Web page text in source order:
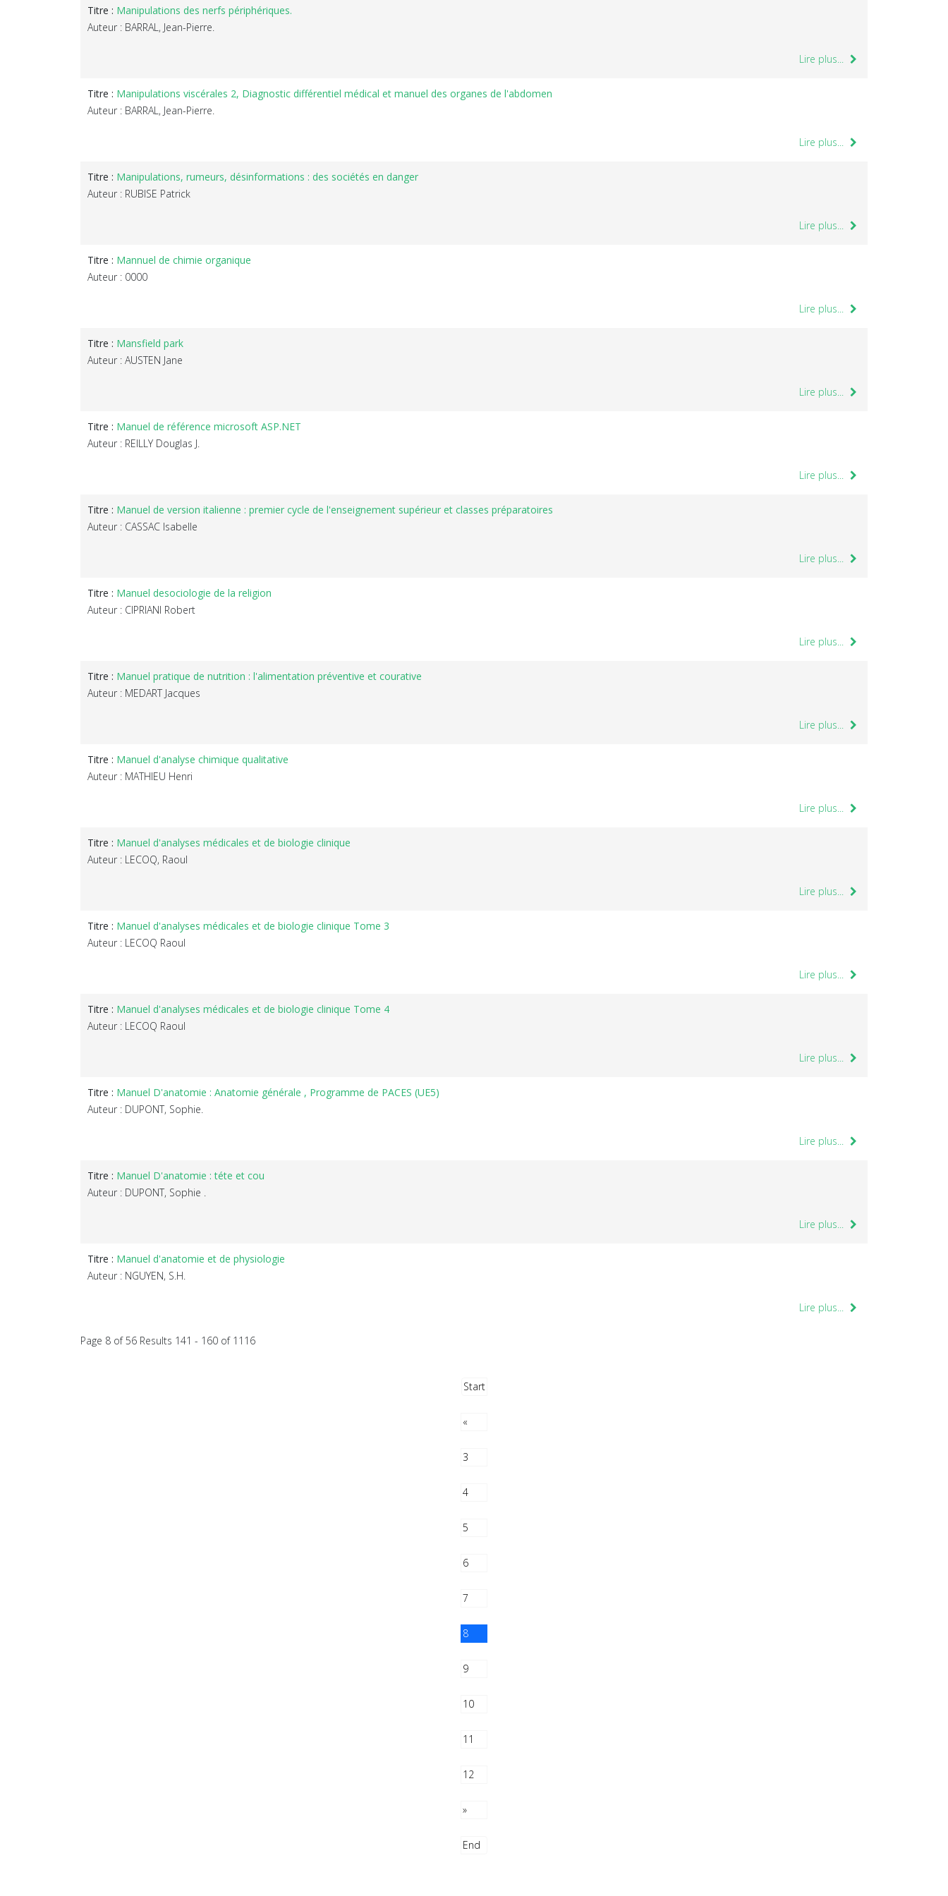
Titre : Manipulations des nerfs périphériques.
Auteur : BARRAL, Jean-Pierre.
Lire plus...
Titre : Manipulations viscérales 2, Diagnostic différentiel médical et manuel des organes de l'abdomen
Auteur : BARRAL, Jean-Pierre.
Lire plus...
Titre : Manipulations, rumeurs, désinformations : des sociétés en danger
Auteur : RUBISE Patrick
Lire plus...
Titre : Mannuel de chimie organique
Auteur : 0000
Lire plus...
Titre : Mansfield park
Auteur : AUSTEN Jane
Lire plus...
Titre : Manuel de référence microsoft ASP.NET
Auteur : REILLY Douglas J.
Lire plus...
Titre : Manuel de version italienne : premier cycle de l'enseignement supérieur et classes préparatoires
Auteur : CASSAC Isabelle
Lire plus...
Titre : Manuel desociologie de la religion
Auteur : CIPRIANI Robert
Lire plus...
Titre : Manuel pratique de nutrition : l'alimentation préventive et courative
Auteur : MEDART Jacques
Lire plus...
Titre : Manuel d'analyse chimique qualitative
Auteur : MATHIEU Henri
Lire plus...
Titre : Manuel d'analyses médicales et de biologie clinique
Auteur : LECOQ, Raoul
Lire plus...
Titre : Manuel d'analyses médicales et de biologie clinique Tome 3
Auteur : LECOQ Raoul
Lire plus...
Titre : Manuel d'analyses médicales et de biologie clinique Tome 4
Auteur : LECOQ Raoul
Lire plus...
Titre : Manuel D'anatomie : Anatomie générale , Programme de PACES (UE5)
Auteur : DUPONT, Sophie.
Lire plus...
Titre : Manuel D'anatomie : téte et cou
Auteur : DUPONT, Sophie .
Lire plus...
Titre : Manuel d'anatomie et de physiologie
Auteur : NGUYEN, S.H.
Lire plus...
Page 8 of 56 Results 141 - 160 of 1116
Start
«
3
4
5
6
7
8
9
10
11
12
»
End